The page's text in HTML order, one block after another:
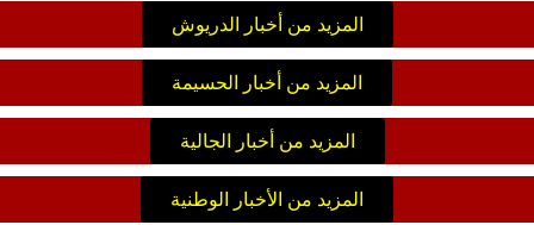
المزيد من أخبار الدريوش
المزيد من أخبار الحسيمة
المزيد من أخبار الجالية
المزيد من الأخبار الوطنية